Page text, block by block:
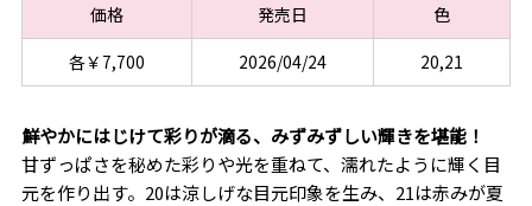
価格 発売日
色
各￥7,700
2026/04/24 20,21
鮮やかにはじけて彩りが滴る、みずみずしい輝きを堪能！
甘ずっぱさを秘めた彩りや光を重ねて、濡れたように輝く目
元を作り出す。20は涼しげな目元印象を生み、21は赤みが夏